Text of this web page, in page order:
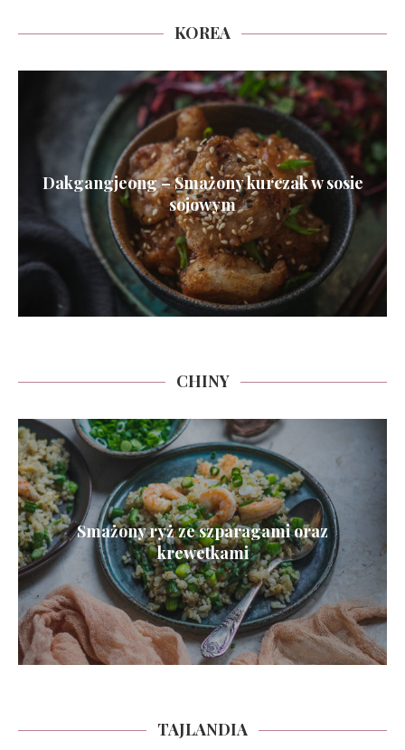
KOREA
Dakgangjeong – Smażony kurczak w sosie
sojowym
CHINY
Smażony ryż ze szparagami oraz
krewetkami
TAJLANDIA